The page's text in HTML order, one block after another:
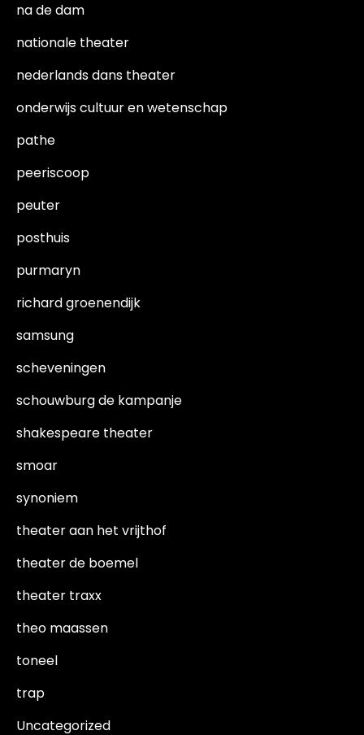
na de dam
nationale theater
nederlands dans theater
onderwijs cultuur en wetenschap
pathe
peeriscoop
peuter
posthuis
purmaryn
richard groenendijk
samsung
scheveningen
schouwburg de kampanje
shakespeare theater
smoar
synoniem
theater aan het vrijthof
theater de boemel
theater traxx
theo maassen
toneel
trap
Uncategorized